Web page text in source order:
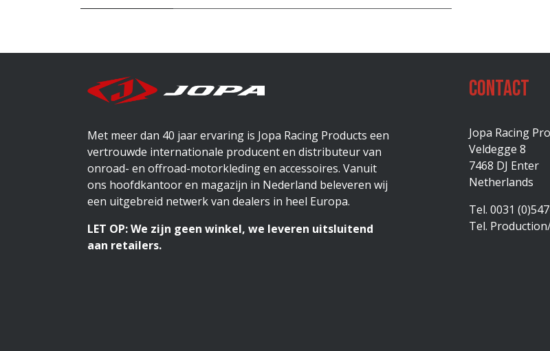
Met meer dan 40 jaar ervaring is Jopa Racing Products een
vertrouwde internationale producent en distributeur van
onroad- en offroad-motorkleding en accessoires. Vanuit
ons hoofdkantoor en magazijn in Nederland beleveren wij
een uitgebreid netwerk van dealers in heel Europa.
LET OP: We zijn geen winkel, we leveren uitsluitend
aan retailers.
Contact
Jopa Racing
Veldegge 8
7468 DJ Enter
Netherlands
Tel. 0031
Tel.